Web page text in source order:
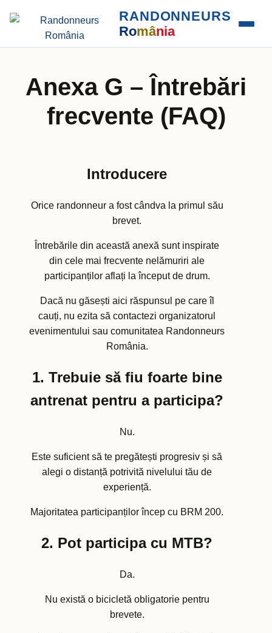
RANDONNEURS
România
Anexa G – Întrebări
frecvente (FAQ)
Introducere
Orice randonneur a fost cândva la primul său
brevet.
Întrebările din această anexă sunt inspirate
din cele mai frecvente nelămuriri ale
participanților aflați la început de drum.
Dacă nu găsești aici răspunsul pe care îl
cauți, nu ezita să contactezi organizatorul
evenimentului sau comunitatea Randonneurs
România.
1. Trebuie să fiu foarte bine
antrenat pentru a participa?
Nu.
Este suficient să te pregătești progresiv și să
alegi o distanță potrivită nivelului tău de
experiență.
Majoritatea participanților încep cu BRM 200.
2. Pot participa cu MTB?
Da.
Nu există o bicicletă obligatorie pentru
brevete.